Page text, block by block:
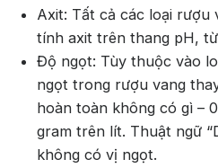
Axit: Tất cả các loại rượu
tính axit trên thang pH,
Độ ngọt: Tùy thuộc vào
ngọt trong rượu vang
hoàn toàn không có gì –
gram trên lít. Thuật ngữ
không có vị ngọt.